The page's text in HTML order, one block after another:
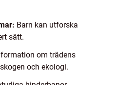
Barn kan utforska
sätt.
om trädens
och ekologi.